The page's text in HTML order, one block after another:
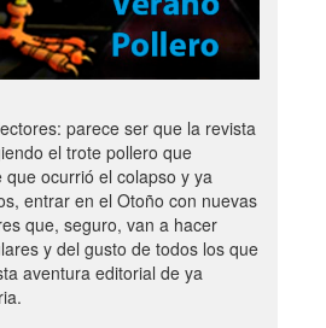
parece ser que la revista
el trote pollero que
ocurrió el colapso y ya
entrar en el Otoño con nuevas
que, seguro, van a hacer
y del gusto de todos los que
aventura editorial de ya